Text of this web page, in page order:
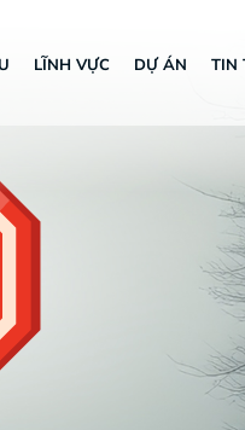
LĨNH VỰC DỰ ÁN TIN